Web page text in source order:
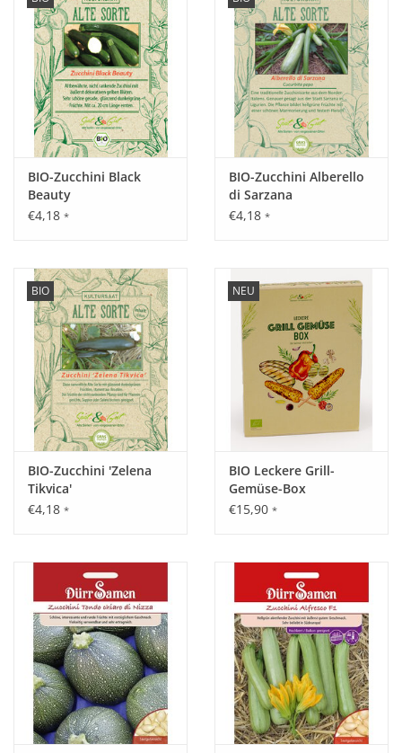
BIO-Zucchini Black
Beauty
€4,18 *
BIO-Zucchini Alberello
di Sarzana
€4,18 *
BIO
BIO-Zucchini 'Zelena
Tikvica'
€4,18 *
NEU
BIO Leckere Grill-
Gemüse-Box
€15,90 *